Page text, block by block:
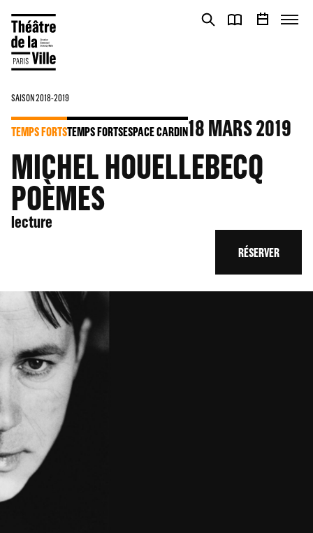
SAISON 2018-2019
TEMPS FORTSTEMPS FORTSESPACE CARDIN18MARS 2019
MICHEL HOUELLEBECQ
POÈMES
lecture
RÉSERVER